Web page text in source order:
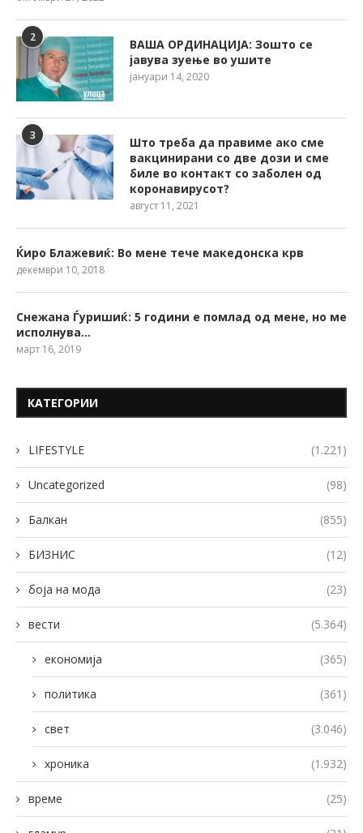
2
ВАША ОРДИНАЦИЈА: Зошто се
јавува зуење во ушите
јануари 14, 2020
3
Што треба да правиме ако сме
вакцинирани со две дози и сме
биле во контакт со заболен од
коронавирусот?
август 11, 2021
Ќиро Блажевиќ: Во мене тече македонска крв
декември 10, 2018
Снежана Ѓуришиќ: 5 години е помлад од мене, но ме
исполнува…
март 16, 2019
КАТЕГОРИИ
LIFESTYLE (1.221)
Uncategorized (98)
Балкан (855)
БИЗНИС (12)
боја на мода (23)
вести (5.364)
економија (365)
политика (361)
свет (3.046)
хроника (1.932)
време (25)